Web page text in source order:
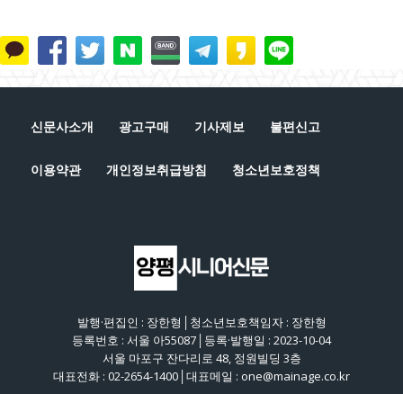
신문사소개 광고구매 기사제보 불편신고
이용약관 개인정보취급방침 청소년보호정책
발행·편집인 : 장한형│청소년보호책임자 : 장한형
등록번호 : 서울 아55087│등록·발행일 : 2023-10-04
서울 마포구 잔다리로 48, 정원빌딩 3층
대표전화 : 02-2654-1400│대표메일 : one@mainage.co.kr